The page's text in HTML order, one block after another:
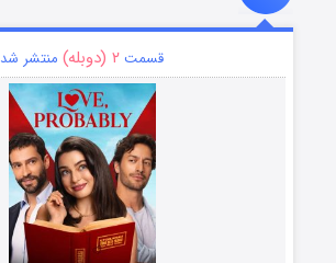
قسمت ۲ (دوبله) منتشر شد